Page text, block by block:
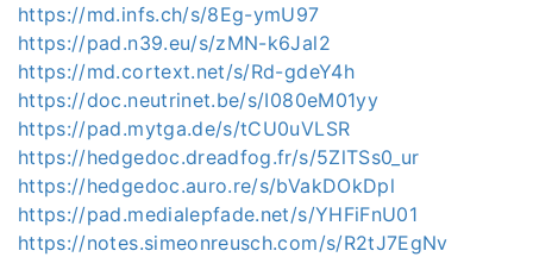
https://md.infs.ch/s/8Eg-ymU97
https://pad.n39.eu/s/zMN-k6Jal2
https://md.cortext.net/s/Rd-gdeY4h
https://doc.neutrinet.be/s/I080eM01yy
https://pad.mytga.de/s/tCU0uVLSR
https://hedgedoc.dreadfog.fr/s/5ZlTSs0_ur
https://hedgedoc.auro.re/s/bVakDOkDpl
https://pad.medialepfade.net/s/YHFiFnU01
https://notes.simeonreusch.com/s/R2tJ7EgNv